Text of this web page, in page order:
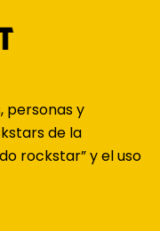
personas y
de la
rockstar” y el uso